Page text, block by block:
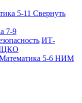
5-11 Свернуть
7-9
ИТ-
5-6 НИМ